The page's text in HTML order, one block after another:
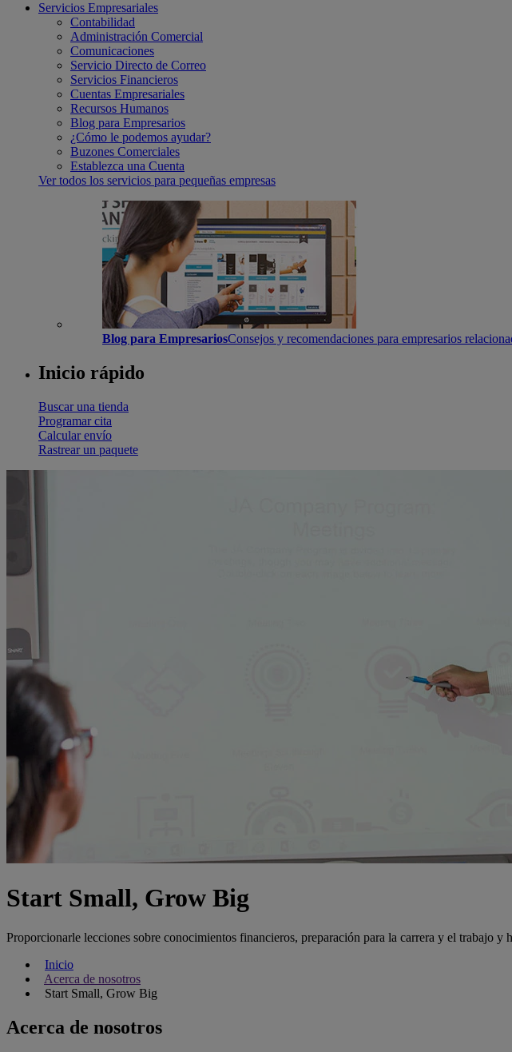
Servicios Empresariales
Contabilidad
Administración Comercial
Comunicaciones
Servicio Directo de Correo
Servicios Financieros
Cuentas Empresariales
Recursos Humanos
Blog para Empresarios
¿Cómo le podemos ayudar?
Buzones Comerciales
Establezca una Cuenta
Ver todos los servicios para pequeñas empresas
Blog para EmpresariosConsejos y recomendaciones para empresarios
Inicio rápido
Buscar una tienda
Programar cita
Calcular envío
Rastrear un paquete
Start Small, Grow Big
Proporcionarle lecciones sobre conocimientos financieros, preparación para la carrera y el trabajo y
Inicio
Acerca de nosotros
Start Small, Grow Big
Acerca de nosotros